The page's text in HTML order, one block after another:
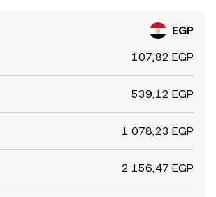
кошельков (включая on-chain
в биржи) и модели исполнения
краткосрочную волатильность
EGP
107,82 EGP
539,12 EGP
1 078,23 EGP
2 156,47 EGP